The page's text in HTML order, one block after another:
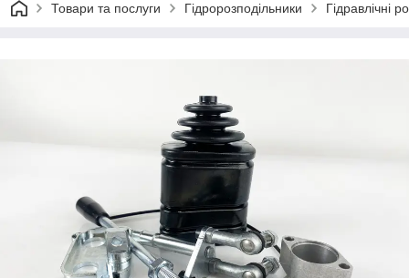
Товари та послуги Гідророзподільники Гідравлічні